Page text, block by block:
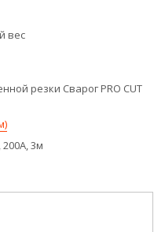
вес
резки Сварог PRO CUT
3м